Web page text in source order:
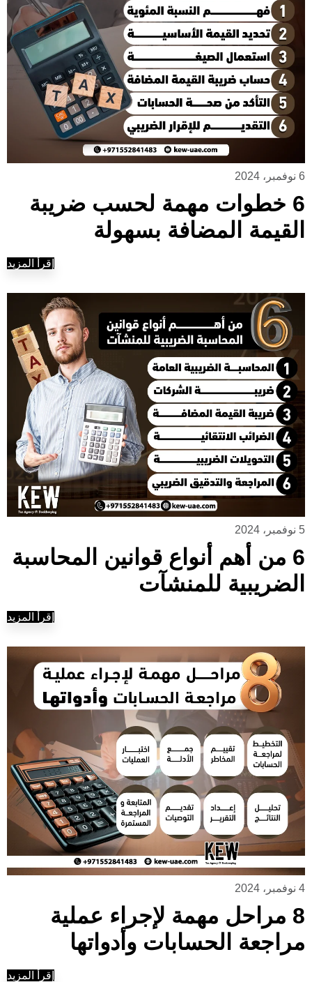
6 نوفمبر، 2024
6 خطوات مهمة لحسب ضريبة
القيمة المضافة بسهولة
إقرأ المزيد
5 نوفمبر، 2024
6 من أهم أنواع قوانين المحاسبة
الضريبية للمنشآت
إقرأ المزيد
4 نوفمبر، 2024
8 مراحل مهمة لإجراء عملية
مراجعة الحسابات وأدواتها
إقرأ المزيد